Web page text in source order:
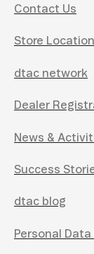
Contact Us
Store Location
dtac network
Dealer
News &
Success
dtac blog
Personal